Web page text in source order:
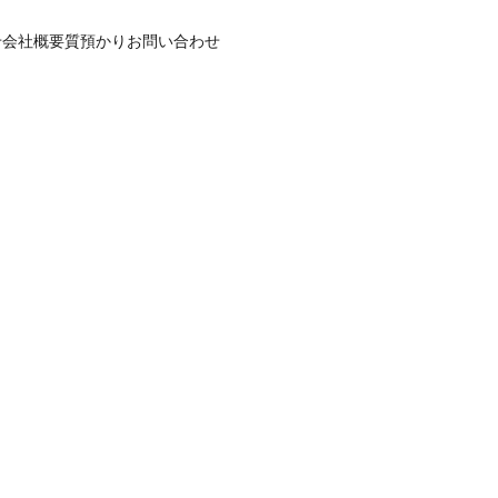
会社概要質預かり お問い合わせ